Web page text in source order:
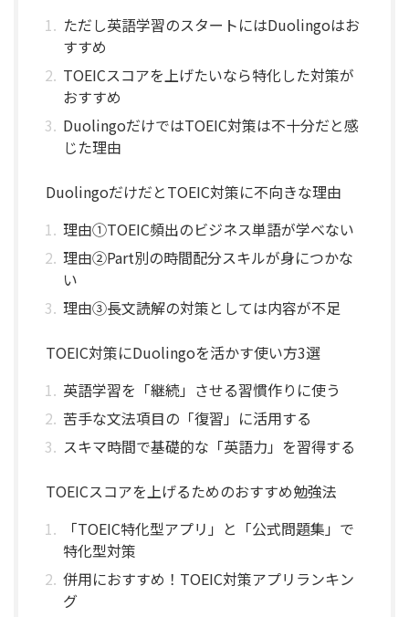
ただし英語学習のスタートにはDuolingoはお
すすめ
TOEICスコアを上げたいなら特化した対策が
おすすめ
DuolingoだけではTOEIC対策は不十分だと感
じた理由
DuolingoだけだとTOEIC対策に不向きな理由
理由①TOEIC頻出のビジネス単語が学べない
理由②Part別の時間配分スキルが身につかな
い
理由③長文読解の対策としては内容が不足
TOEIC対策にDuolingoを活かす使い方3選
英語学習を「継続」させる習慣作りに使う
苦手な文法項目の「復習」に活用する
スキマ時間で基礎的な「英語力」を習得する
TOEICスコアを上げるためのおすすめ勉強法
「TOEIC特化型アプリ」と「公式問題集」で
特化型対策
併用におすすめ！TOEIC対策アプリランキン
グ